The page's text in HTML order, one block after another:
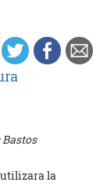
utilizara la